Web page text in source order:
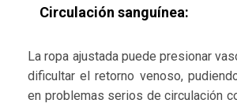
Circulación sanguínea:
La ropa ajustada puede presionar
dificultar el retorno venoso,
en problemas serios de circulación